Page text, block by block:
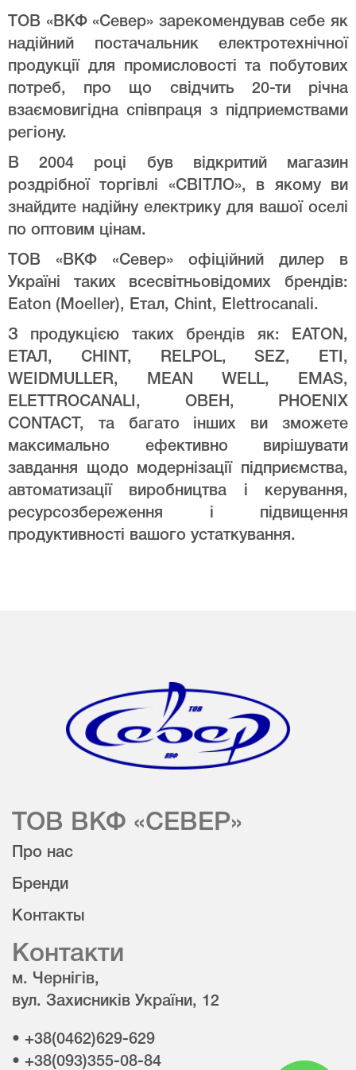
ТОВ «ВКФ «Север» зарекомендував себе як
надійний постачальник електротехнічної
продукції для промисловості та побутових
потреб, про що свідчить 20-ти річна
взаємовигідна співпраця з підприемствами
регіону.
В 2004 році був відкритий магазин
роздрібної торгівлі «СВІТЛО», в якому ви
знайдите надійну електрику для вашої оселі
по оптовим цінам.
ТОВ «ВКФ «Север» офіційний дилер в
Україні таких всесвітньовідомих брендів:
Eaton (Moeller), Етал, Chint, Elettrocanali.
З продукцією таких брендів як: EATON,
ЕТАЛ, CHINT, RELPOL, SEZ, ETI,
WEIDMULLER, MEAN WELL, EMAS,
ELETTROCANALI, ОВЕН, PHOENIX
CONTACT, та багато інших ви зможете
максимально ефективно вирішувати
завдання щодо модернізації підприємства,
автоматизації виробництва і керування,
ресурсозбереження і підвищення
продуктивності вашого устаткування.
ТОВ ВКФ «СЕВЕР»
Про нас
Бренди
Контакты
Контакти
м. Чернігів,
вул. Захисників України, 12
• +38(0462)629-629
• +38(093)355-08-84